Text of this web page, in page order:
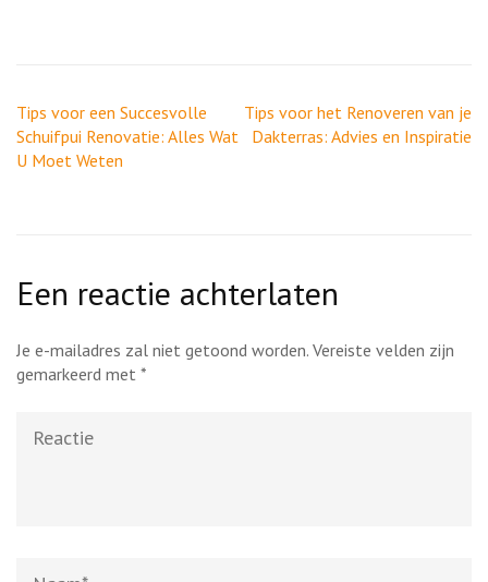
Berichtnavigatie
Tips voor een Succesvolle
Schuifpui Renovatie: Alles Wat
U Moet Weten
Tips voor het Renoveren van je
Dakterras: Advies en Inspiratie
Een reactie achterlaten
Je e-mailadres zal niet getoond worden. Vereiste velden zijn
gemarkeerd met *